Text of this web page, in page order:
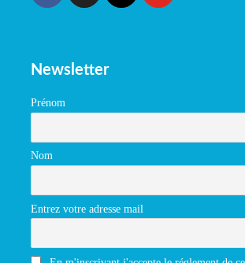
Newsletter
Prénom
Nom
Entrez votre adresse mail